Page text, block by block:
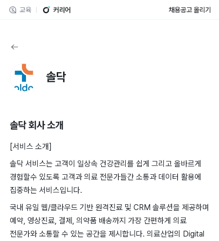
교육 커리어 채용공고 올리기
솔닥
솔닥회사 소개
[서비스 소개]
솔닥 서비스는 고객이 일상속 건강관리를 쉽게 그리고 올바르게
경험할수 있도록 고객과 의료 전문가들간 소통과 데이터 활용에
집중하는 서비스입니다.
국내 유일 웹/클라우드 기반 원격진료 및 CRM 솔루션을 제공하며
예약, 영상진료, 결제, 의약품 배송까지 가장 간편하게 의료
전문가와 소통할 수 있는 공간을 제시합니다. 의료산업의 Digital